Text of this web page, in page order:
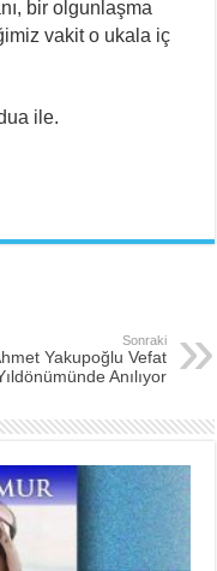
bir olgunlaşma
vakit o ukala iç
ile.
Sonraki
Yakupoğlu Vefat
Anılıyor